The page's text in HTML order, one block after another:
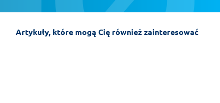
Artykuły, które mogą Cię również zainteresować